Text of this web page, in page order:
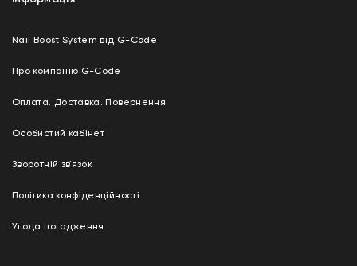
Nail Boost System від G-Code
Про компанію G-Code
Оплата. Доставка. Повернення
Особистий кабінет
Зворотній зв`язок
Політика конфіденційності
Угода погодження